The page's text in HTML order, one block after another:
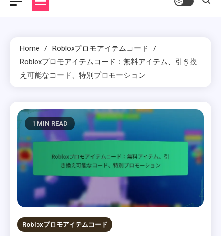
Home
Robloxプロモアイテムコード
Robloxプロモアイテムコード：無料アイテム、引き換
え可能なコード、特別プロモーション
1 MIN READ
Robloxプロモアイテムコード